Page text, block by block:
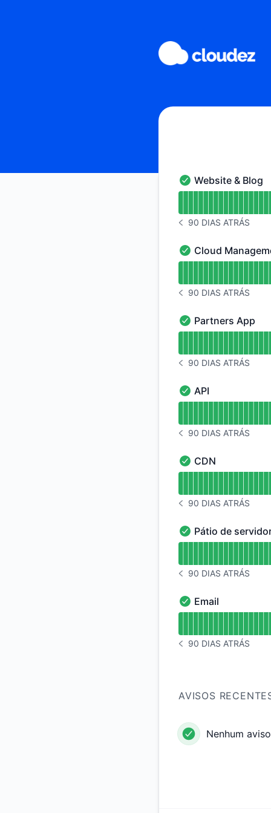
Website & Blog -
Website & Blog
HISTÓRICO DE
90 DIAS ATRÁS
Cloud Management
Cloud
HISTÓRICO DE
90 DIAS ATRÁS
Partners App -
Partners App
HISTÓRICO DE
90 DIAS ATRÁS
API - Operacional
API
HISTÓRICO DE
90 DIAS ATRÁS
CDN - Operacional
CDN
HISTÓRICO DE
90 DIAS ATRÁS
Pátio de servidores
Pátio de
HISTÓRICO DE
90 DIAS ATRÁS
Email - Operacional
Email
HISTÓRICO DE
90 DIAS ATRÁS
AVISOS
Nenhum